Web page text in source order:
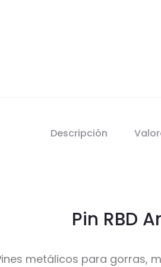
Descripción
Pin RBD
metálicos para gorras,